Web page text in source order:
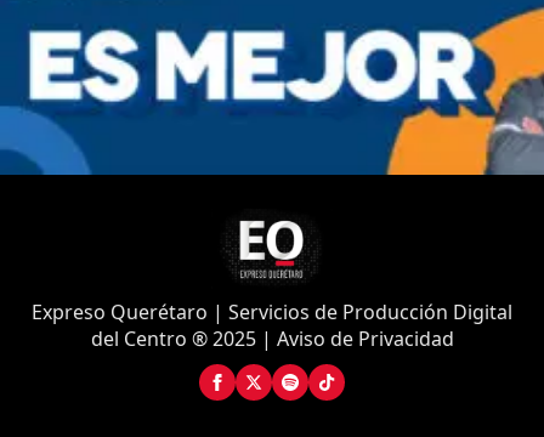
Expreso Querétaro | Servicios de Producción Digital
del Centro ® 2025 | Aviso de Privacidad